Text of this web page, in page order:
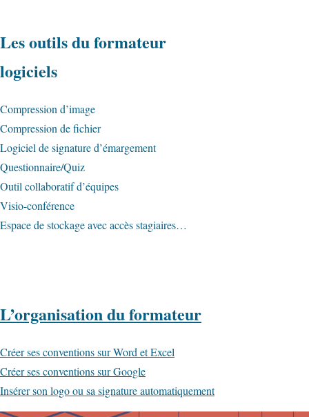
Les outils du formateur
logiciels
Compression d’image
Compression de fichier
Logiciel de signature d’émargement
Questionnaire/Quiz
Outil collaboratif d’équipes
Visio-conférence
Espace de stockage avec accès stagiaires…
L’organisation du formateur
Créer ses conventions sur Word et Excel
Créer ses conventions sur Google
Insérer son logo ou sa signature automatiquement